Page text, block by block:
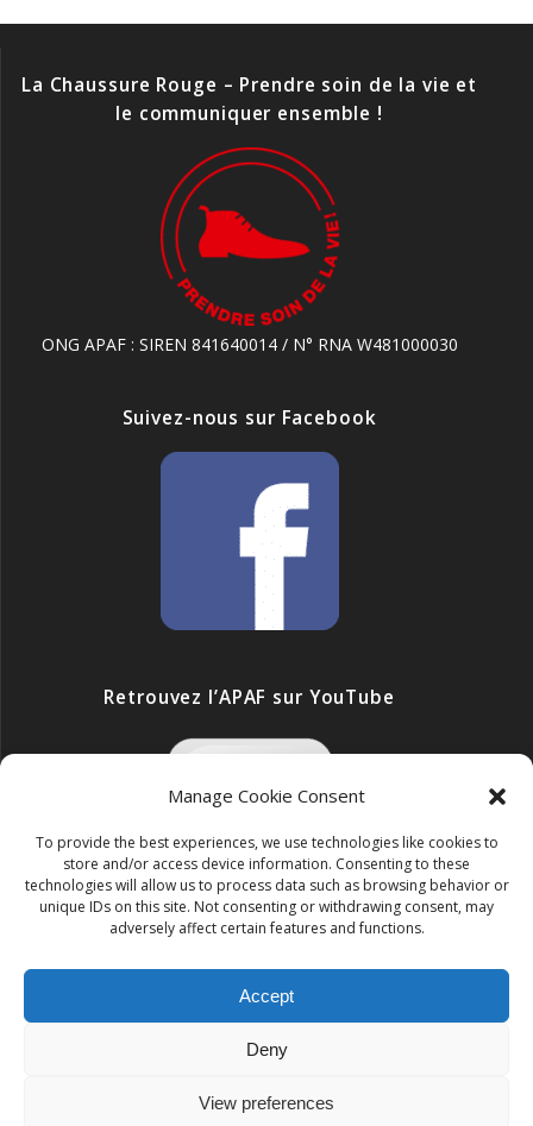
Manage Cookie Consent
To provide the best experiences, we use technologies like cookies to
store and/or access device information. Consenting to these
technologies will allow us to process data such as browsing behavior or
unique IDs on this site. Not consenting or withdrawing consent, may
adversely affect certain features and functions.
Accept
Deny
View preferences
La Chaussure Rouge – Prendre soin de la vie et
le communiquer ensemble !
ONG APAF : SIREN 841640014 / N° RNA W481000030
Suivez-nous sur Facebook
Retrouvez l’APAF sur YouTube
ONG APAF
© 2026 ONG APAF. Construit avec WordPress et le
Mesmerize